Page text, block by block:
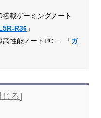
搭載ゲーミングノート
R36」
高性能ノートPC → 「ガ
じる]